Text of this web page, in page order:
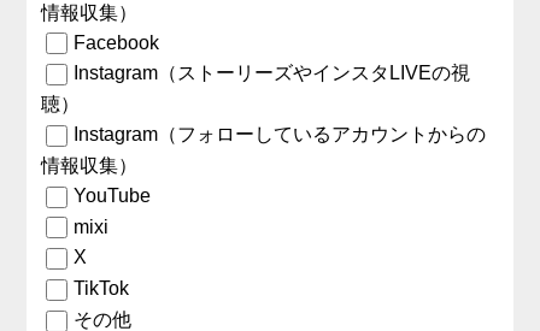
情報収集）
Facebook
Instagram（ストーリーズやインスタLIVEの視
聴）
Instagram（フォローしているアカウントからの
情報収集）
YouTube
mixi
X
TikTok
その他